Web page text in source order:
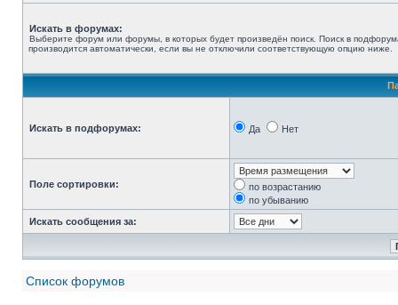
Искать в форумах:
Выберите форум или форумы, в которых будет произведён поиск. Поиск в
производится автоматически, если вы не отключили соответствующую опцию ниже.
Искать в подфорумах: Да Нет
Поле сортировки:
по возрастанию
по убыванию
Искать сообщения за:
Список форумов